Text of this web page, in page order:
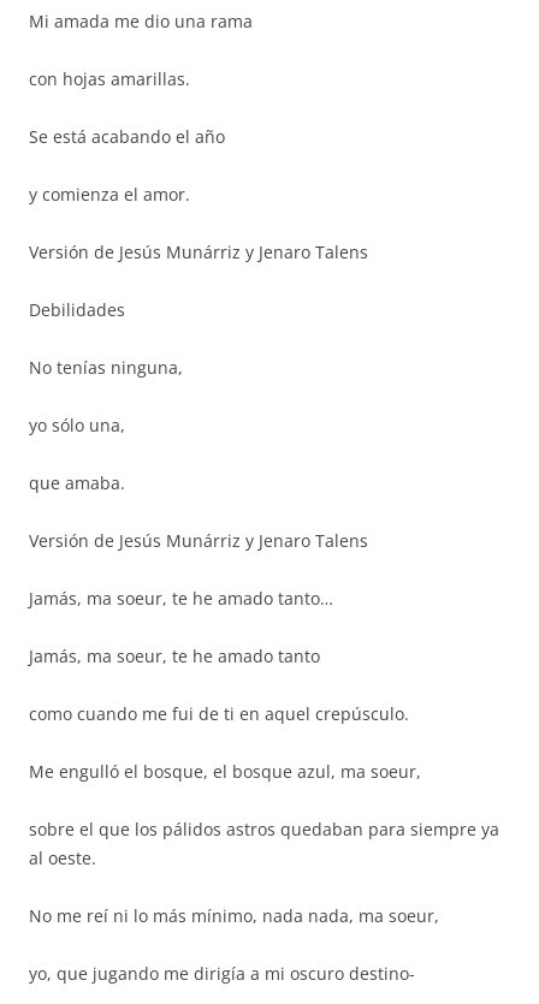
Mi amada me dio una rama
con hojas amarillas.
Se está acabando el año
y comienza el amor.
Versión de Jesús Munárriz y Jenaro Talens
Debilidades
No tenías ninguna,
yo sólo una,
que amaba.
Versión de Jesús Munárriz y Jenaro Talens
Jamás, ma soeur, te he amado tanto…
Jamás, ma soeur, te he amado tanto
como cuando me fui de ti en aquel crepúsculo.
Me engulló el bosque, el bosque azul, ma soeur,
sobre el que los pálidos astros quedaban para siempre ya
al oeste.
No me reí ni lo más mínimo, nada nada, ma soeur,
yo, que jugando me dirigía a mi oscuro destino-